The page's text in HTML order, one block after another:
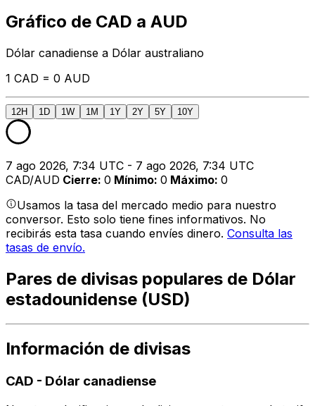
Gráfico de CAD a AUD
Dólar canadiense a Dólar australiano
1 CAD = 0 AUD
12H 1D 1W 1M 1Y 2Y 5Y 10Y
7 ago 2026, 7:34 UTC - 7 ago 2026, 7:34 UTC
CAD/AUD Cierre: 0 Mínimo: 0 Máximo: 0
Usamos la tasa del mercado medio para nuestro
conversor. Esto solo tiene fines informativos. No
recibirás esta tasa cuando envíes dinero. Consulta las
tasas de envío.
Pares de divisas populares de Dólar
estadounidense (USD)
Información de divisas
CAD - Dólar canadiense